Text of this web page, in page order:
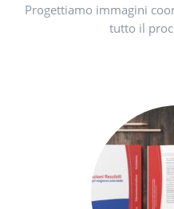
Progettiamo immagini
tutto il